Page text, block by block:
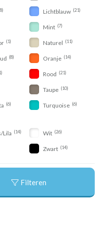
Lichtblauw (21)
Mint (7)
(1) Naturel (11)
(8) Oranje (14)
Rood (21)
Taupe (10)
(6) Turquoise (6)
Lila (14) Wit (26)
Zwart (14)
Filteren